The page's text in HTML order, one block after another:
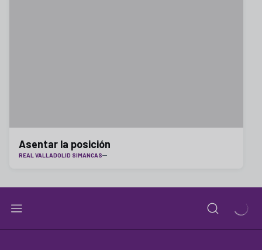
Asentar la posición
REAL VALLADOLID SIMANCAS